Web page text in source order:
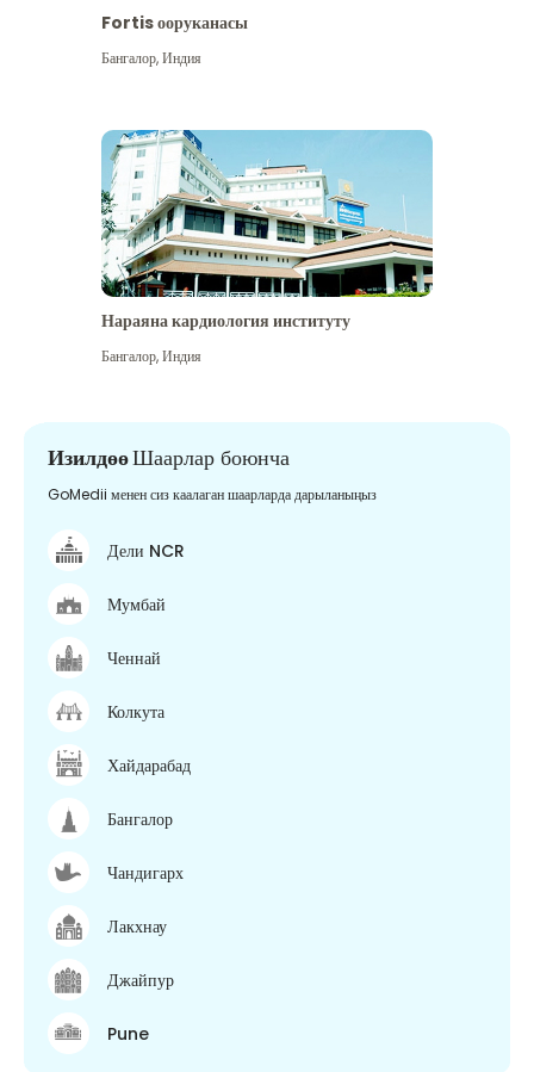
Fortis ооруканасы
Бангалор,Индия
Нараяна кардиология институту
Бангалор,Индия
ИзилдөөШаарлар боюнча
GoMedii менен сиз каалаган шаарларда дарыланыңыз
Дели NCR
Мумбай
Ченнай
Колкута
Хайдарабад
Бангалор
Чандигарх
Лакхнау
Джайпур
Pune